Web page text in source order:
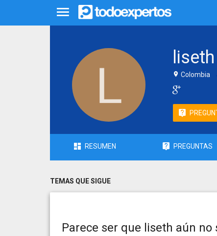
Colombia
RESUMEN PREGUNTAS
TEMAS QUE SIGUE
Parece ser que liseth aún